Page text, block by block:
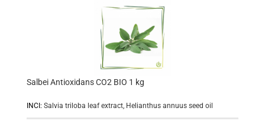
Salbei Antioxidans CO2 BIO 1 kg
INCI: Salvia triloba leaf extract, Helianthus annuus seed oil